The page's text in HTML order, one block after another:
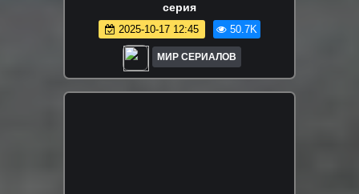
серия
2025-10-17 12:45 50.7K
МИР СЕРИАЛОВ